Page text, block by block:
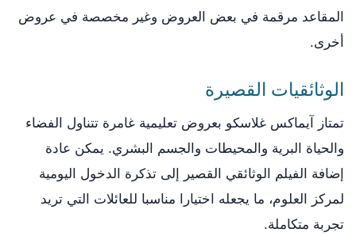
المقاعد مرقمة في بعض العروض وغير مخصصة في عروض
أخرى.
الوثائقيات القصيرة
تمتاز آيماكس غلاسكو بعروض تعليمية غامرة تتناول الفضاء
والحياة البرية والمحيطات والجسم البشري. يمكن عادة
إضافة الفيلم الوثائقي القصير إلى تذكرة الدخول اليومية
لمركز العلوم، ما يجعله اختيارا مناسبا للعائلات التي تريد
تجربة متكاملة.